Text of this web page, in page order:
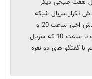
هفت صبحی دیگر
تکرار سریال شبکه
یک بعدش تکرار سریال شبکه پنج بعدش اخبار ساعت 20 و
20:30 بعدش شبکه نسیم و جفنگیات تا ساعت 10 که سریال
گفتگو های دو نفره